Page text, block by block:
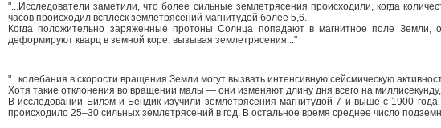
"...Исследователи заметили, что более сильные землетрясения происходили, когда
часов происходил всплеск землетрясений магнитудой более 5,6.
Когда положительно заряженные протоны Солнца попадают в магнитное поле Земли,
деформируют кварц в земной коре, вызывая землетрясения..."
"...колебания в скорости вращения Земли могут вызвать интенсивную сейсмическую
Хотя такие отклонения во вращении малы — они изменяют длину дня всего на
В исследовании Билэм и Бендик изучили землетрясения магнитудой 7 и выше с 1900
происходило 25–30 сильных землетрясений в год. В остальное время среднее число